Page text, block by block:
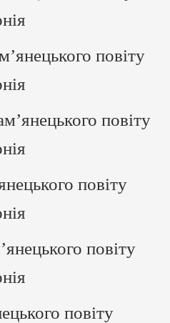
повіту
повіту
повіту
повіту
повіту